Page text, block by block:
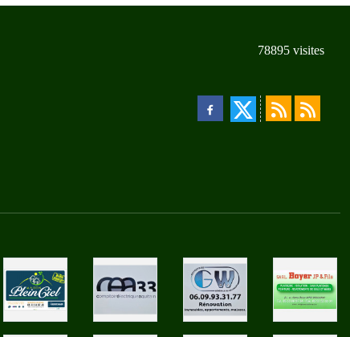
78895 visites